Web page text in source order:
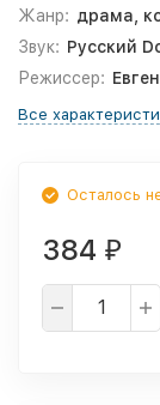
Жанр: драма,
Звук: Русский
Режиссер:
Все
Осталось
384 ₽